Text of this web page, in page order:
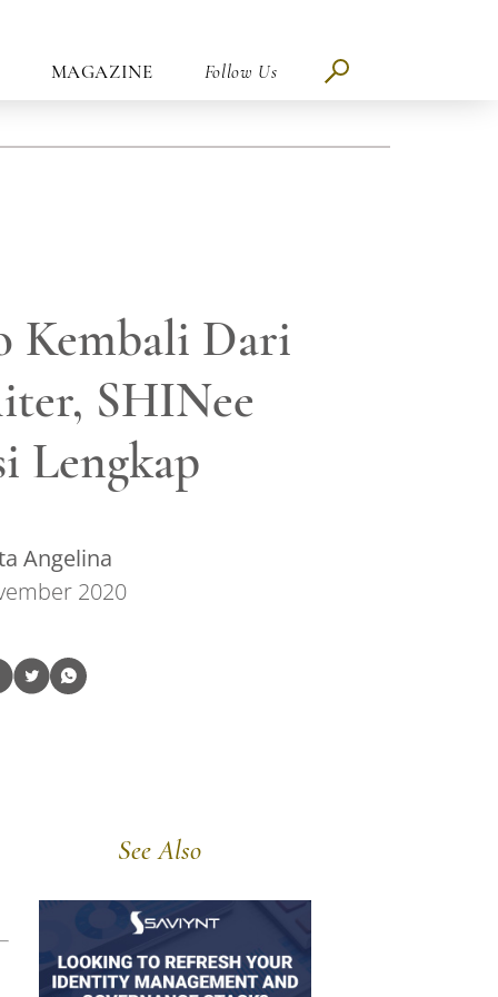
MAGAZINE Follow Us
Kembali Dari
SHINee
Lengkap
Angelina
2020
See Also